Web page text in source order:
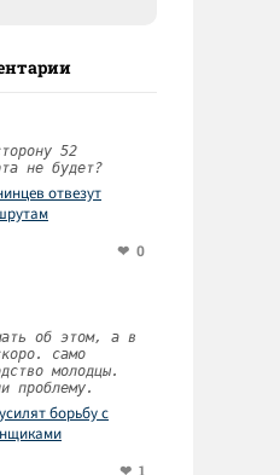
52
не будет?
отвезут
0
об этом, а в
само
молодцы.
проблему.
борьбу с
1